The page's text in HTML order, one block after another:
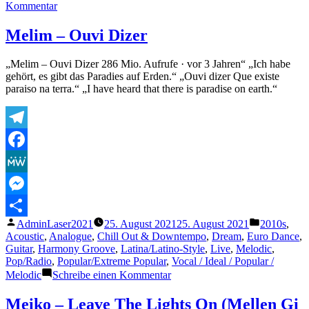
Kommentarzu
You
Avicii
Melim – Ouvi Dizer
„Melim – Ouvi Dizer 286 Mio. Aufrufe · vor 3 Jahren“ „Ich habe
gehört, es gibt das Paradies auf Erden.“ „Ouvi dizer Que existe
paraiso na terra.“ „I have heard that there is paradise on earth.“
Telegram
Facebook
MeWe
Messenger
Teilen
Veröffentlicht
von
AdminLaser2021 25. August 202125. August 2021
unter
2010s,
Acoustic, Analogue, Chill Out & Downtempo, Dream, Euro Dance,
Guitar, Harmony Groove, Latina/Latino-Style, Live, Melodic,
Pop/Radio, Popular/Extreme Popular, Vocal / Ideal / Popular /
Melodic
Schreibe einen Kommentarzu
–
Meiko – Leave The Lights On (Mellen Gi